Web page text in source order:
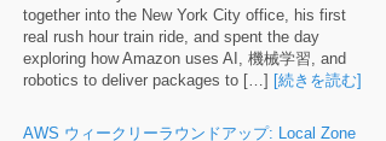
together into the New York City office
his first
real rush hour train ride
and spent the day
exploring how Amazon uses AI , 機械学習, and
robotics to deliver packages to […] [続きを読む]
AWS ウィークリーラウンドアップ: Local Zone